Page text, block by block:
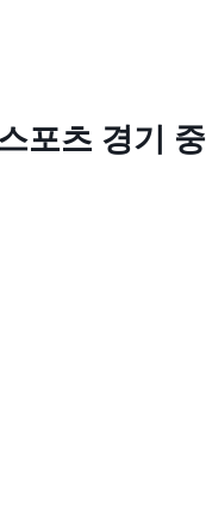
포츠 경기 중